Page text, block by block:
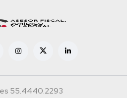
55.4440.2293